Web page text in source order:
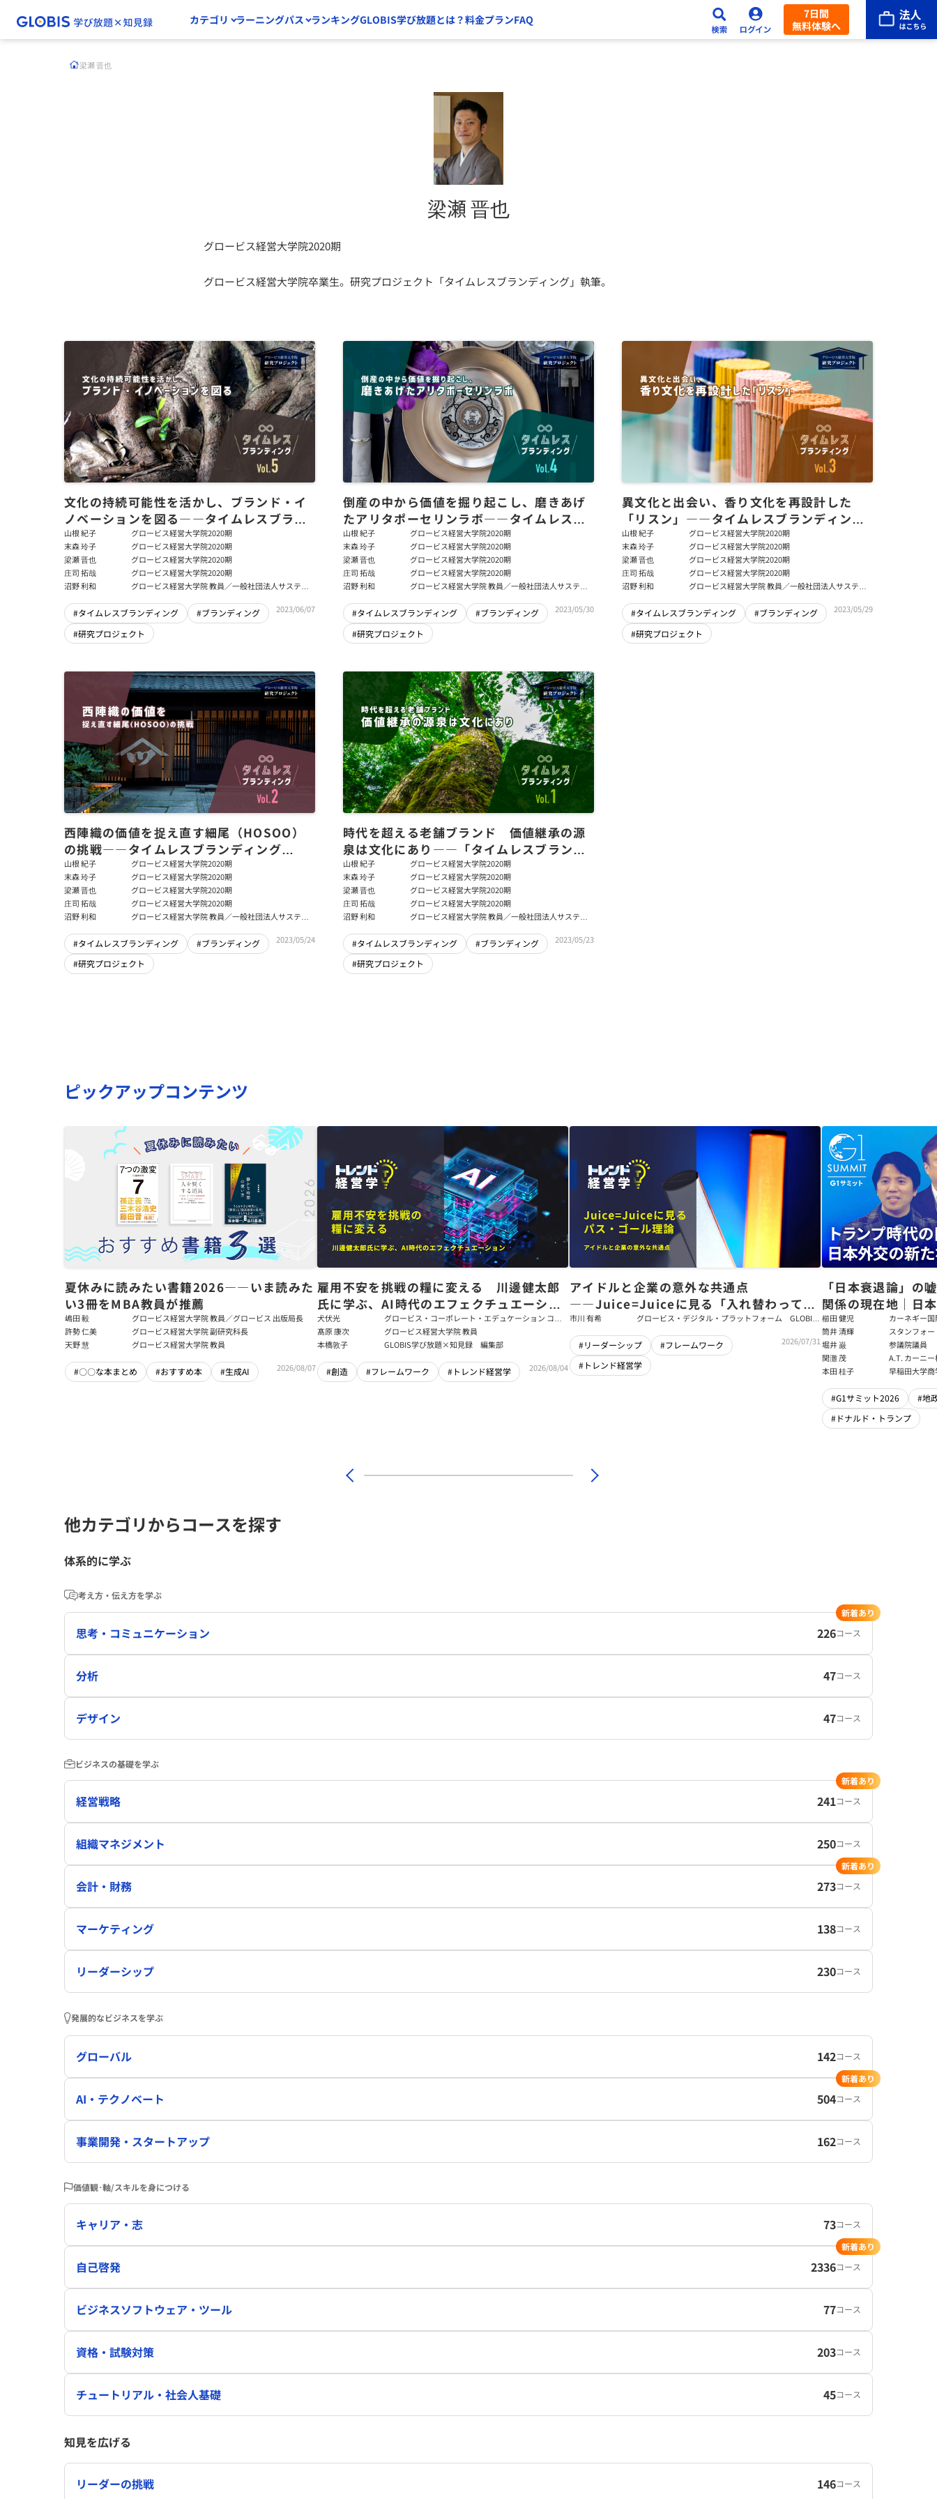
カテゴリ ラーニングパス ランキングGLOBIS学び放題とは？料金プランFAQ
7日間
無料体験へ
梁瀬 晋也
梁瀬 晋也
グロービス経営大学院2020期
グロービス経営大学院卒業生。研究プロジェクト「タイムレスブランディング」執筆。
文化の持続可能性を活かし、ブランド・イ
ノベーションを図る――タイムレスブラン
ディングVol.5
山根 紀子
グロービス経営大学院2020期
末森 玲子
グロービス経営大学院2020期
梁瀬 晋也
グロービス経営大学院2020期
庄司 拓哉
グロービス経営大学院2020期
沼野 利和
グロービス経営大学院 教員／一般社団法人サステナ
#タイムレスブランディング
#ブランディング
#研究プロジェクト
2023/06/07
倒産の中から価値を掘り起こし、磨きあげ
たアリタポーセリンラボ――タイムレスブ
ランディングVol.4
山根 紀子
グロービス経営大学院2020期
末森 玲子
グロービス経営大学院2020期
梁瀬 晋也
グロービス経営大学院2020期
庄司 拓哉
グロービス経営大学院2020期
沼野 利和
グロービス経営大学院 教員／一般社団法人サステナ
#タイムレスブランディング
#ブランディング
#研究プロジェクト
2023/05/30
異文化と出会い、香り文化を再設計した
「リスン」――タイムレスブランディング
Vol.3
山根 紀子
グロービス経営大学院2020期
末森 玲子
グロービス経営大学院2020期
梁瀬 晋也
グロービス経営大学院2020期
庄司 拓哉
グロービス経営大学院2020期
沼野 利和
グロービス経営大学院 教員／一般社団法人サステナ
#タイムレスブランディング
#ブランディング
#研究プロジェクト
2023/05/29
西陣織の価値を捉え直す細尾（HOSOO）
の挑戦――タイムレスブランディング
Vol.2
山根 紀子
グロービス経営大学院2020期
末森 玲子
グロービス経営大学院2020期
梁瀬 晋也
グロービス経営大学院2020期
庄司 拓哉
グロービス経営大学院2020期
沼野 利和
グロービス経営大学院 教員／一般社団法人サステナ
#タイムレスブランディング
#ブランディング
#研究プロジェクト
2023/05/24
時代を超える老舗ブランド 価値継承の源
泉は文化にあり――「タイムレスブランデ
ィング」Vol.1
山根 紀子
グロービス経営大学院2020期
末森 玲子
グロービス経営大学院2020期
梁瀬 晋也
グロービス経営大学院2020期
庄司 拓哉
グロービス経営大学院2020期
沼野 利和
グロービス経営大学院 教員／一般社団法人サステナ
#タイムレスブランディング
#ブランディング
#研究プロジェクト
2023/05/23
ピックアップコンテンツ
夏休みに読みたい書籍2026――いま読みた
い3冊をMBA教員が推薦
嶋田 毅
グロービス経営大学院 教員／グロービス 出版局長
許勢 仁美
グロービス経営大学院 副研究科長
天野 慧
グロービス経営大学院 教員
#〇〇な本まとめ #おすすめ本 #生成AI 2026/08/07
雇用不安を挑戦の糧に変える 川邊健太郎
氏に学ぶ、AI時代のエフェクチュエーショ
ン
犬伏光
グロービス・コーポレート・エデュケーション コー
ポレート・ソリューション・チーム コンサルタント
髙原 康次
グロービス経営大学院 教員
本橋敦子
GLOBIS学び放題×知見録 編集部
#創造 #フレームワーク #トレンド経営学 2026/08/04
アイドルと企業の意外な共通点
――Juice=Juiceに見る「入れ替わっても
強いチーム」をつくるパス・ゴール理論
市川 有希
グロービス・デジタル・プラットフォーム GLOBIS
#リーダーシップ
#フレームワーク
#トレンド経営学
2026/07/31
「日本衰退論」の
関係の現在地｜日
戦略【櫛田健児×
輝】
櫛田 健児
カーネギー
ラムディレ
筒井 清輝
スタンフォ
大学アジア
フェロー
堀井 巌
参議院議員
関灘 茂
A.T. カーニ
本法人会長
本田 桂子 早稲田大学
#G1サミット2026
#地
#ドナルド・トランプ
他カテゴリからコースを探す
体系的に学ぶ
考え方・伝え方を学ぶ
思考・コミュニケーション 226コース
新着あり
分析 47コース
デザイン 47コース
ビジネスの基礎を学ぶ
経営戦略 241コース
新着あり
組織マネジメント 250コース
会計・財務 273コース
新着あり
マーケティング 138コース
リーダーシップ 230コース
発展的なビジネスを学ぶ
グローバル 142コース
AI・テクノベート 504コース
新着あり
事業開発・スタートアップ 162コース
価値観･軸/スキルを身につける
キャリア・志 73コース
自己啓発 2336コース
新着あり
ビジネスソフトウェア・ツール 77コース
資格・試験対策 203コース
チュートリアル・社会人基礎 45コース
知見を広げる
リーダーの挑戦 146コース